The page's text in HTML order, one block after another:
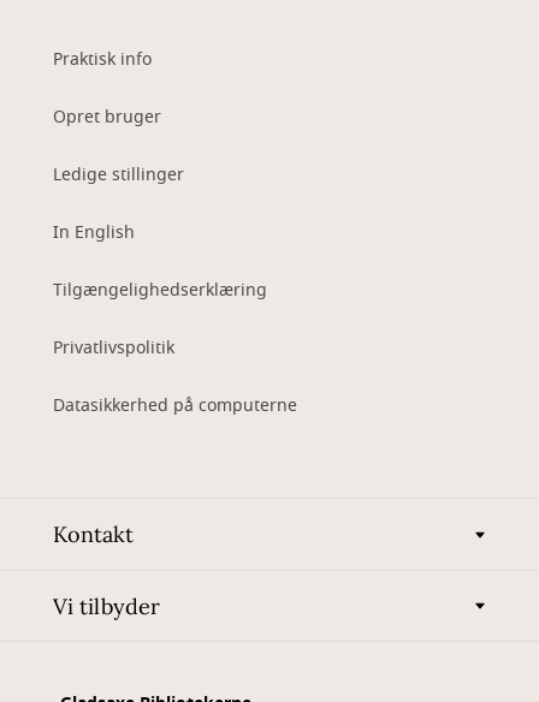
Praktisk info
Opret bruger
Ledige stillinger
In English
Tilgængelighedserklæring
Privatlivspolitik
Datasikkerhed på computerne
Kontakt
Vi tilbyder